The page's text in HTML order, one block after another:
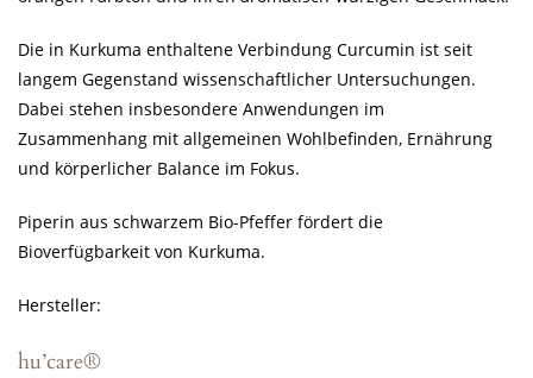
Die in Kurkuma enthaltene Verbindung Curcumin ist seit
langem Gegenstand wissenschaftlicher Untersuchungen.
Dabei stehen insbesondere Anwendungen im
Zusammenhang mit allgemeinen Wohlbefinden, Ernährung
und körperlicher Balance im Fokus.
Piperin aus schwarzem Bio-Pfeffer fördert die
Bioverfügbarkeit von Kurkuma.
Hersteller:
hu’care®